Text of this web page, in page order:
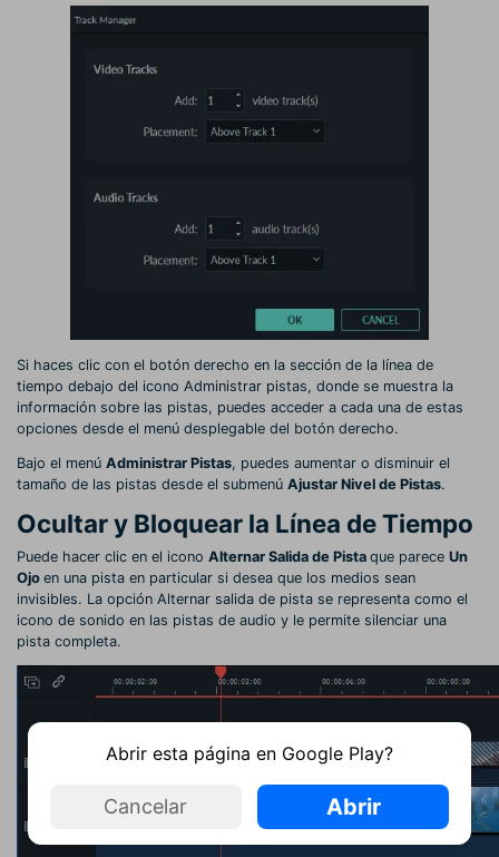
Si haces clic con el botón derecho en la sección de la línea de
tiempo debajo del icono Administrar pistas, donde se muestra la
información sobre las pistas, puedes acceder a cada una de estas
opciones desde el menú desplegable del botón derecho.
Bajo el menú Administrar Pistas, puedes aumentar o disminuir el
tamaño de las pistas desde el submenú Ajustar Nivel de Pistas.
Ocultar y Bloquear la Línea de Tiempo
Puede hacer clic en el icono Alternar Salida de Pista que parece Un
Ojo en una pista en particular si desea que los medios sean
invisibles. La opción Alternar salida de pista se representa como el
icono de sonido en las pistas de audio y le permite silenciar una
pista completa.
Abrir esta página en Google Play?
Cancelar Abrir